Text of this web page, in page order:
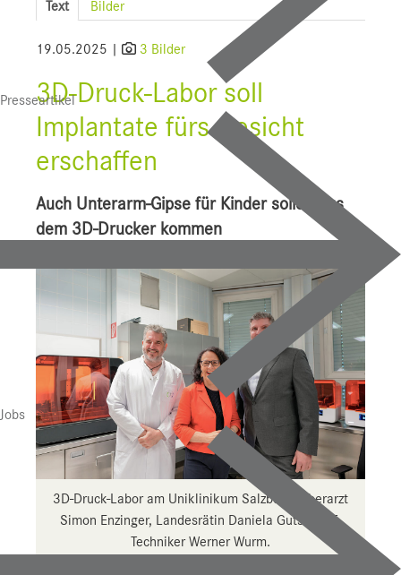
Presseartikel
Jobs
UI f. Sportmedizin
Presse
Pressebilder
Text Bilder
19.05.2025 | 3 Bilder
3D-Druck-Labor soll
Implantate fürs Gesicht
erschaffen
Auch Unterarm-Gipse für Kinder sollen aus
dem 3D-Drucker kommen
3D-Druck-Labor am Uniklinikum Salzburg: Oberarzt
Simon Enzinger, Landesrätin Daniela Gutschi, IT-
Techniker Werner Wurm.